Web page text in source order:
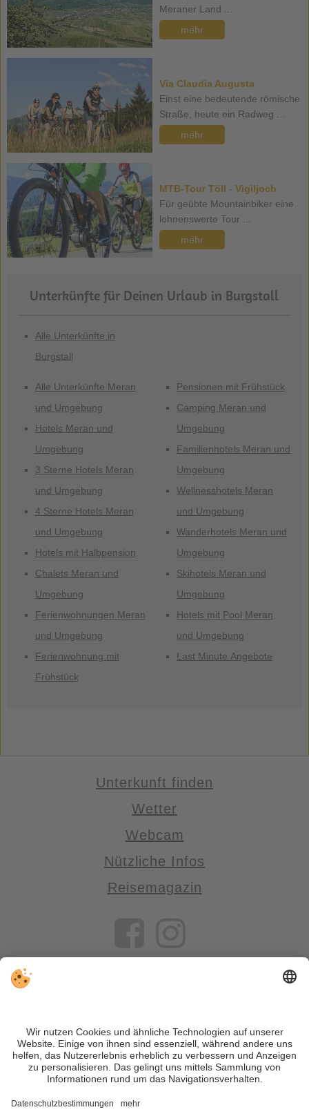
Meraner Land ...
mehr
Via Claudia Augusta
Einst eine bedeutende römische
Straße, heute ein Radweg ...
mehr
MTB-Tour Töll - Vigiljoch
Für geübte Mountainbiker eine
lohnenswerte Tour ...
mehr
Unterkünfte für Deinen Urlaub in Burgstall
Alle Unterkünfte in
Burgstall
Alle Unterkünfte Meran
und Umgebung
Hotels Meran und
Umgebung
3 Sterne Hotels Meran
und Umgebung
4 Sterne Hotels Meran
und Umgebung
Hotels mit Halbpension
Chalets Meran und
Umgebung
Ferienwohnungen Meran
und Umgebung
Ferienwohnung mit
Frühstück
Pensionen mit Frühstück
Camping Meran und
Umgebung
Familienhotels Meran und
Umgebung
Wellnesshotels Meran
und Umgebung
Wanderhotels Meran und
Umgebung
Skihotels Meran und
Umgebung
Hotels mit Pool Meran
und Umgebung
Last Minute Angebote
Unterkunft finden
Wetter
Webcam
Nützliche Infos
Reisemagazin
VIVOSüdtirol ist das Reiseportal für alle, die Südtirol nicht nur
besuchen, sondern wirklich erleben wollen – inklusive Tipps,
tollen Unterkünften und Angeboten.
Trotz genauer Arbeit und ständigem Aktualisieren der Inhalte,